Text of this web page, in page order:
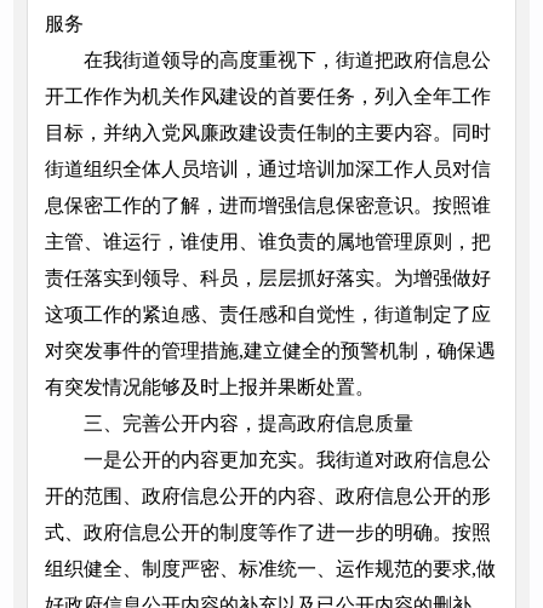
服务
在我街道领导的高度重视下，街道把政府信息公
开工作作为机关作风建设的首要任务，列入全年工作
目标，并纳入党风廉政建设责任制的主要内容。同时
街道组织全体人员培训，通过培训加深工作人员对信
息保密工作的了解，进而增强信息保密意识。按照谁
主管、谁运行，谁使用、谁负责的属地管理原则，把
责任落实到领导、科员，层层抓好落实。为增强做好
这项工作的紧迫感、责任感和自觉性，街道制定了应
对突发事件的管理措施,建立健全的预警机制，确保遇
有突发情况能够及时上报并果断处置。
三、完善公开内容，提高政府信息质量
一是公开的内容更加充实。我街道对政府信息公
开的范围、政府信息公开的内容、政府信息公开的形
式、政府信息公开的制度等作了进一步的明确。按照
组织健全、制度严密、标准统一、运作规范的要求,做